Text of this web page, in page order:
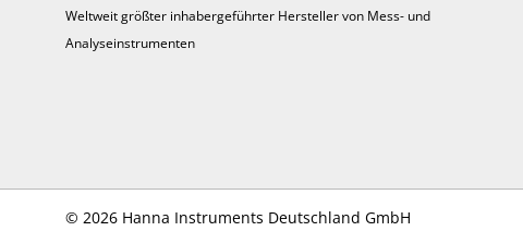
Weltweit größter inhabergeführter Hersteller von Mess- und
Analyseinstrumenten
© 2026 Hanna Instruments Deutschland GmbH